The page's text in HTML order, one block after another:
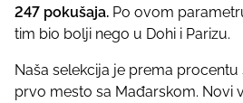
247 pokušaja. Po ovom
tim bio bolji nego u Dohi i Parizu.
Naša selekcija je prema
prvo mesto sa Mađarskom. Novi